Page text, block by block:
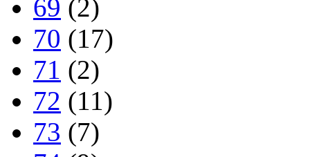
69 (2)
70 (17)
71 (2)
72 (11)
73 (7)